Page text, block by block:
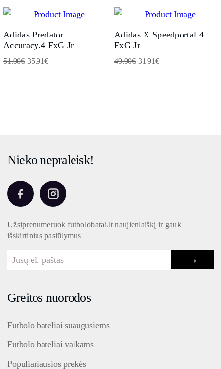
Adidas Predator
Accuracy.4 FxG Jr
51.90€ 35.91€
Adidas X Speedportal.4
FxG Jr
49.90€ 31.91€
Nieko nepraleisk!
Užsiprenumeruok futbolobatai.lt naujienlaiškį ir gauk
išskirtinius pasiūlymus
→
Greitos nuorodos
Futbolo bateliai suaugusiems
Futbolo bateliai vaikams
Populiariausios prekės